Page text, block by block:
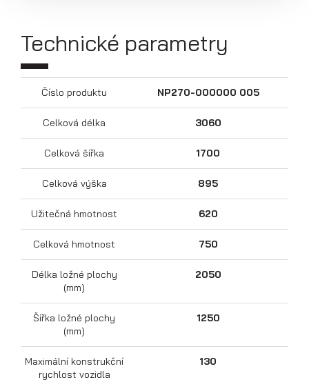
Přepravníky motocyklů
Technické parametry
Číslo produktu NP270-000000 005
Celková délka 3060
Celková šířka 1700
Celková výška 895
Užitečná hmotnost 620
Celková hmotnost 750
Délka ložné plochy
(mm)
2050
Šířka ložné plochy
(mm)
1250
Maximální konstrukční
rychlost vozidla
130